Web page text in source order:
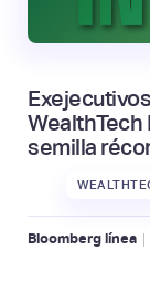
WealthTech
semilla
Bloomberg línea |